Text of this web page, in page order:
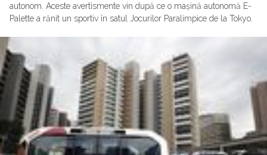
autonom. Aceste avertismente vin după ce o mașină autonomă E-
Palette a rănit un sportiv în satul Jocurilor Paralimpice de la Tokyo.